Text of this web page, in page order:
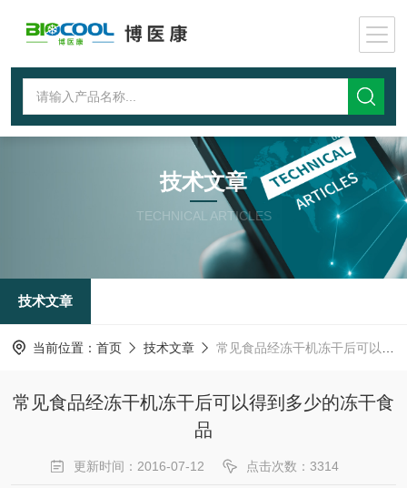
技术文章
TECHNICAL ARTICLES
技术文章
当前位置： 首页 技术文章 常见食品经冻干机冻干后可以得到多少的冻干食品
常见食品经冻干机冻干后可以得到多少的冻干食
品
更新时间：2016-07-12 点击次数：3314